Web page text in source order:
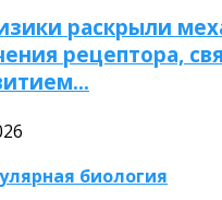
раскрыли
рецептора,
биология